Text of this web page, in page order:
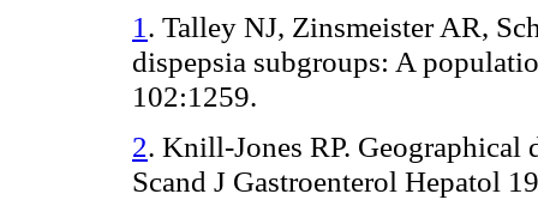
1 . Talley NJ, Zinsmeister AR,
dispepsia subgroups: A
102:1259.
2. Knill-Jones RP. Geographical
Scand J Gastroenterol Hepatol